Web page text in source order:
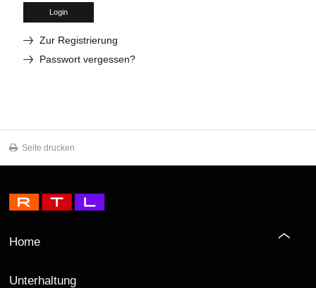
Login
Zur Registrierung
Passwort vergessen?
Seite drucken
Home
Unterhaltung